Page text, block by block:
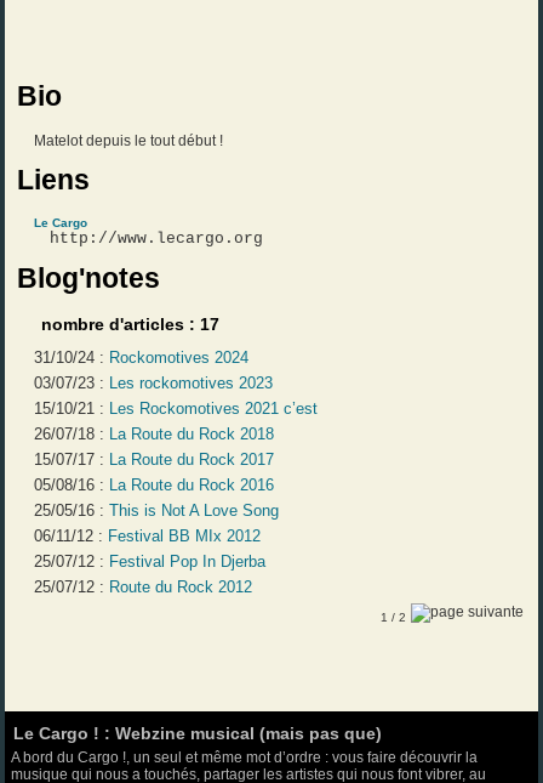
Bio
Matelot depuis le tout début !
Liens
Le Cargo
http://www.lecargo.org
Blog'notes
nombre d'articles : 17
31/10/24 : Rockomotives 2024
03/07/23 : Les rockomotives 2023
15/10/21 : Les Rockomotives 2021 c’est
26/07/18 : La Route du Rock 2018
15/07/17 : La Route du Rock 2017
05/08/16 : La Route du Rock 2016
25/05/16 :This is Not A Love Song
06/11/12 : Festival BB MIx 2012
25/07/12 : Festival Pop In Djerba
25/07/12 : Route du Rock 2012
1 / 2
Le Cargo ! : Webzine musical (mais pas que)
A bord du Cargo !, un seul et même mot d’ordre : vous faire découvrir la
musique qui nous a touchés, partager les artistes qui nous font vibrer, au